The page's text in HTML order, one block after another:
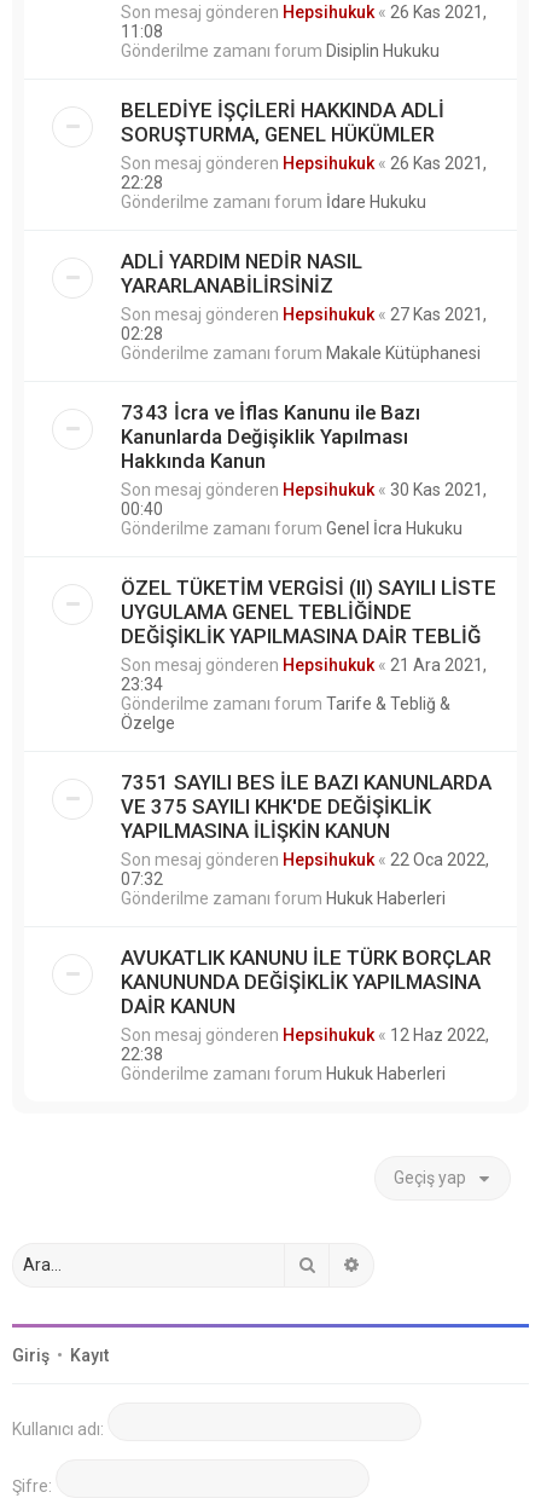
Son mesaj gönderen Hepsihukuk « 26 Kas 2021,
11:08
Gönderilme zamanı forum Disiplin Hukuku
BELEDİYE İŞÇİLERİ HAKKINDA ADLİ
SORUŞTURMA, GENEL HÜKÜMLER
Son mesaj gönderen Hepsihukuk « 26 Kas 2021,
22:28
Gönderilme zamanı forum İdare Hukuku
ADLİ YARDIM NEDİR NASIL
YARARLANABİLİRSİNİZ
Son mesaj gönderen Hepsihukuk « 27 Kas 2021,
02:28
Gönderilme zamanı forum Makale Kütüphanesi
7343 İcra ve İflas Kanunu ile Bazı
Kanunlarda Değişiklik Yapılması
Hakkında Kanun
Son mesaj gönderen Hepsihukuk « 30 Kas 2021,
00:40
Gönderilme zamanı forum Genel İcra Hukuku
ÖZEL TÜKETİM VERGİSİ (II) SAYILI LİSTE
UYGULAMA GENEL TEBLİĞİNDE
DEĞİŞİKLİK YAPILMASINA DAİR TEBLİĞ
Son mesaj gönderen Hepsihukuk « 21 Ara 2021,
23:34
Gönderilme zamanı forum Tarife & Tebliğ &
Özelge
7351 SAYILI BES İLE BAZI KANUNLARDA
VE 375 SAYILI KHK'DE DEĞİŞİKLİK
YAPILMASINA İLİŞKİN KANUN
Son mesaj gönderen Hepsihukuk « 22 Oca 2022,
07:32
Gönderilme zamanı forum Hukuk Haberleri
AVUKATLIK KANUNU İLE TÜRK BORÇLAR
KANUNUNDA DEĞİŞİKLİK YAPILMASINA
DAİR KANUN
Son mesaj gönderen Hepsihukuk « 12 Haz 2022,
22:38
Gönderilme zamanı forum Hukuk Haberleri
Geçiş yap
Giriş • Kayıt
Kullanıcı adı:
Şifre: